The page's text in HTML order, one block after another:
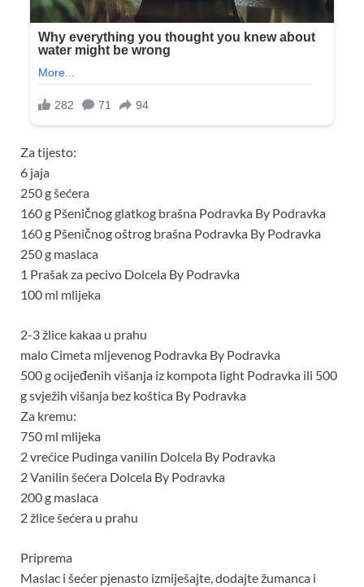
Za tijesto:
6 jaja
250 g šećera
160 g Pšeničnog glatkog brašna Podravka By Podravka
160 g Pšeničnog oštrog brašna Podravka By Podravka
250 g maslaca
1 Prašak za pecivo Dolcela By Podravka
100 ml mlijeka
2-3 žlice kakaa u prahu
malo Cimeta mljevenog Podravka By Podravka
500 g ocijeđenih višanja iz kompota light Podravka ili 500
g svježih višanja bez koštica By Podravka
Za kremu:
750 ml mlijeka
2 vrećice Pudinga vanilin Dolcela By Podravka
2 Vanilin šećera Dolcela By Podravka
200 g maslaca
2 žlice šećera u prahu
Priprema
Maslac i šećer pjenasto izmiješajte, dodajte žumanca i